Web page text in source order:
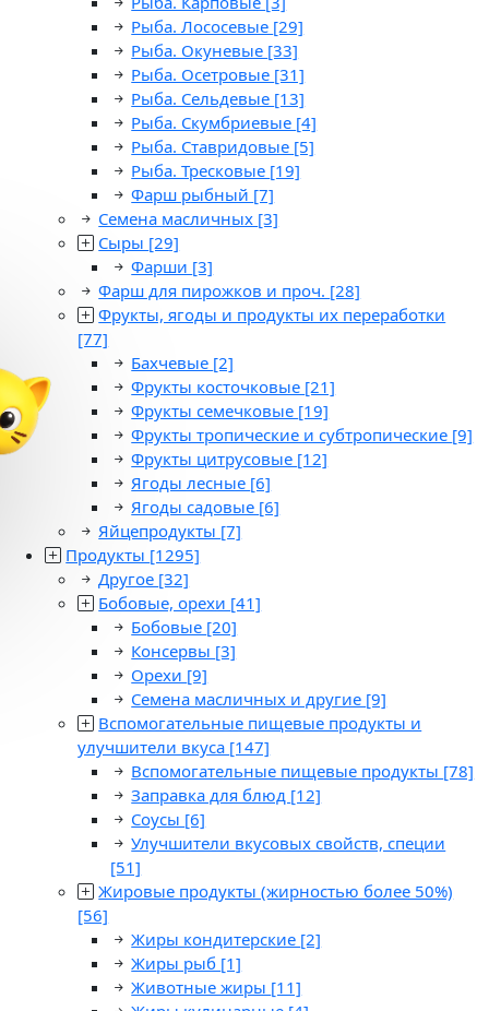
Рыба. Лососевые [29]
Рыба. Окуневые [33]
Рыба. Осетровые [31]
Рыба. Сельдевые [13]
Рыба. Скумбриевые [4]
Рыба. Ставридовые [5]
Рыба. Тресковые [19]
Фарш рыбный [7]
Семена масличных [3]
Сыры [29]
Фарши [3]
Фарш для пирожков и проч. [28]
Фрукты, ягоды и продукты их переработки
[77]
Бахчевые [2]
Фрукты косточковые [21]
Фрукты семечковые [19]
Фрукты тропические и субтропические [9]
Фрукты цитрусовые [12]
Ягоды лесные [6]
Ягоды садовые [6]
Яйцепродукты [7]
Продукты [1295]
Другое [32]
Бобовые, орехи [41]
Бобовые [20]
Консервы [3]
Орехи [9]
Семена масличных и другие [9]
Вспомогательные пищевые продукты и
улучшители вкуса [147]
Вспомогательные пищевые продукты [78]
Заправка для блюд [12]
Соусы [6]
Улучшители вкусовых свойств, специи
[51]
Жировые продукты (жирностью более 50%)
[56]
Жиры кондитерские [2]
Жиры рыб [1]
Животные жиры [11]